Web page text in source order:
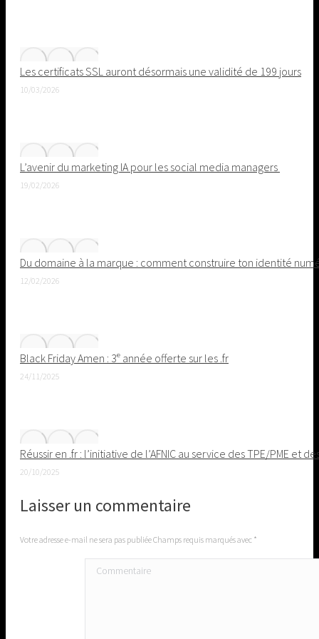
Les certificats SSL auront désormais une validité de 199 jours
10/03/2026
L’avenir du marketing IA pour les social media managers
19/02/2026
Du domaine à la marque : comment construire ton identité
12/02/2026
Black Friday Amen : 3ᵉ année offerte sur les .fr
24/11/2025
Réussir en .fr : l’initiative de l’AFNIC au service des TPE/PME et
20/10/2025
Laisser un commentaire
Votre adresse e-mail ne sera pas publiée Champs requis marqués avec *